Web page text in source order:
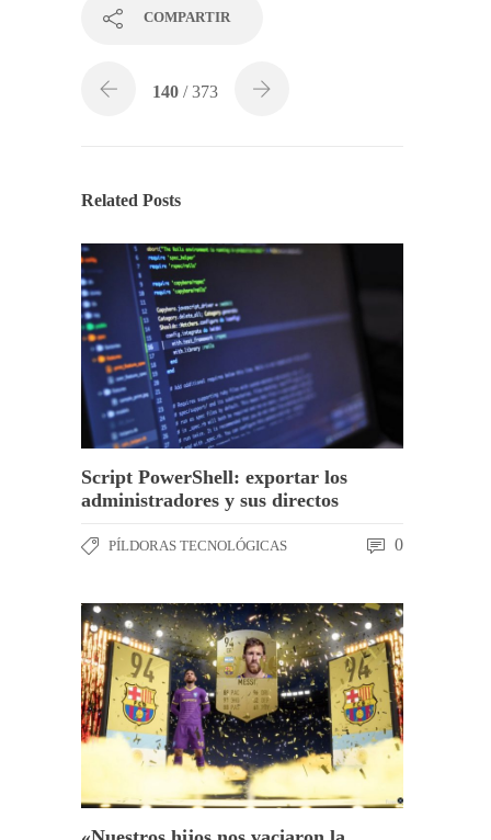
COMPARTIR
140 / 373
Related Posts
Script PowerShell: exportar los
administradores y sus directos
PÍLDORAS TECNOLÓGICAS 0